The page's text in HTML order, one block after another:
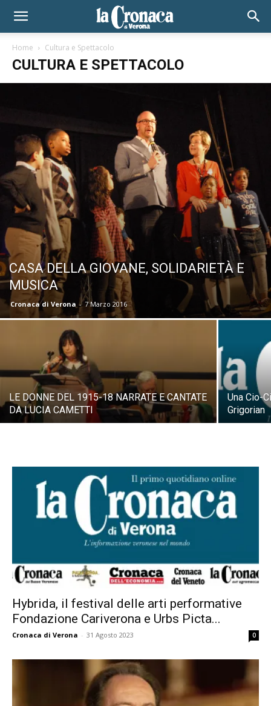
Home Cultura e Spettacolo
CULTURA E SPETTACOLO
CASA DELLA GIOVANE, SOLIDARIETÀ E
MUSICA
Cronaca di Verona - 7 Marzo 2016
LE DONNE DEL 1915-18 NARRATE E CANTATE
DA LUCIA CAMETTI
Una Cio-
Grigorian
Hybrida, il festival delle arti performative
Fondazione Cariverona e Urbs Picta...
Cronaca di Verona - 31 Agosto 2023 0